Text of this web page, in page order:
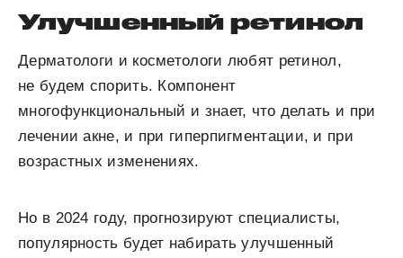
Улучшенный ретинол
Дерматологи и косметологи любят ретинол,
не будем спорить. Компонент
многофункциональный и знает, что делать и при
лечении акне, и при гиперпигментации, и при
возрастных изменениях.
Но в 2024 году, прогнозируют специалисты,
популярность будет набирать улучшенный